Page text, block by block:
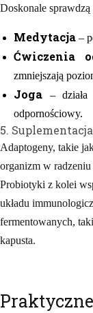
Doskonale sprawdzą
Medytacja –
Ćwiczenia
zmniejszają
Joga – działa
odpornościowy.
5.
Adaptogeny, takie
organizm w radzeniu
Probiotyki z kolei
układu
fermentowanych,
kapusta.